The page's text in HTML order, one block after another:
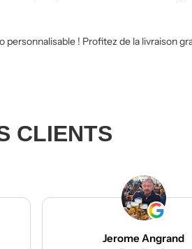
! Profitez de la livraison
CLIENTS
Jerome Angrand